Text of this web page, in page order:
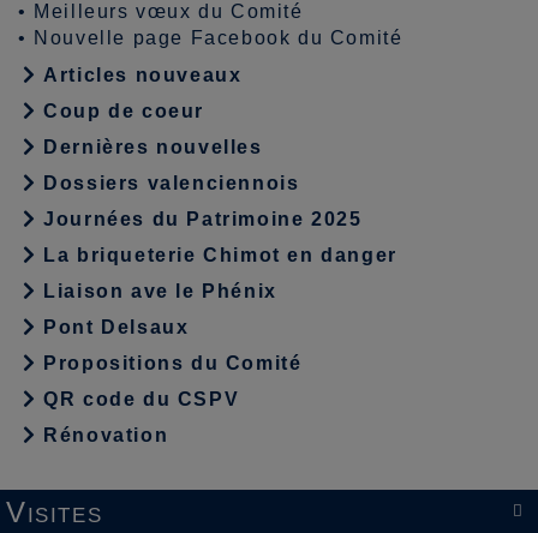
• Meilleurs vœux du Comité
• Nouvelle page Facebook du Comité
Articles nouveaux
Coup de coeur
Dernières nouvelles
Dossiers valenciennois
Journées du Patrimoine 2025
La briqueterie Chimot en danger
Liaison ave le Phénix
Pont Delsaux
Propositions du Comité
QR code du CSPV
Rénovation

Visites